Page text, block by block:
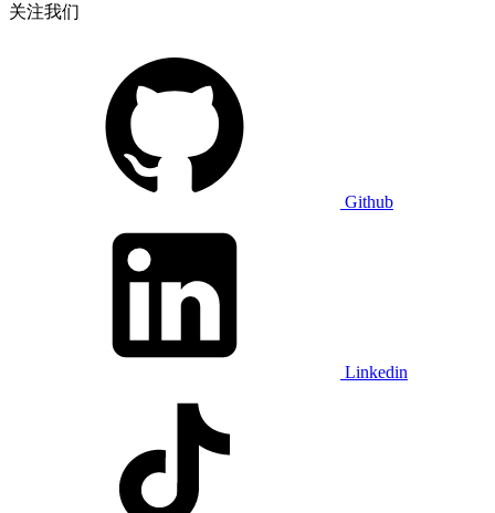
关注我们
Github
Linkedin